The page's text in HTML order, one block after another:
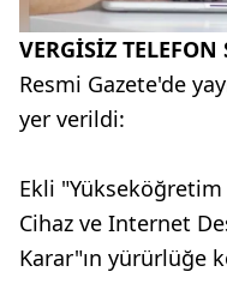
VERGİSİZ TELEFON
Resmi Gazete'de
yer verildi:
Ekli
Cihaz ve Internet
Karar"ın yürürlüğe